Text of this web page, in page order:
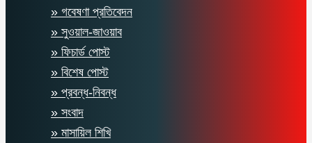
» গবেষণা প্রতিবেদন
» সুওয়াল-জাওয়াব
» ফিচার্ড পোস্ট
» বিশেষ পোস্ট
» প্রবন্ধ-নিবন্ধ
» সংবাদ
» মাসায়িল শিখি